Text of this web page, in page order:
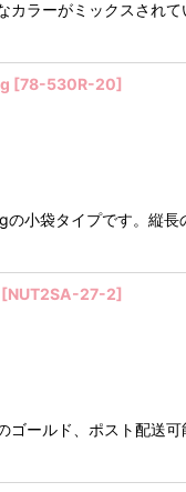
カラーがミックスされ
[78-530R-20]
小袋タイプです。縦
[NUT2SA-27-2]
ゴールド、ポスト配送